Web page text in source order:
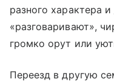
разного характера
«разговаривают»,
громко орут или
Переезд в другую